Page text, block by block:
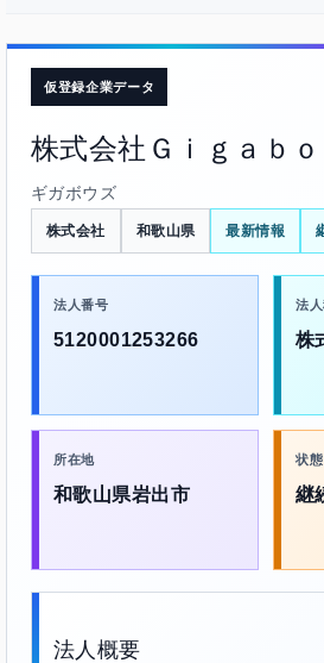
仮登録企業データ
株式会社Ｇｉｇａｂｏ
ギガボウズ
株式会社 和歌山県 最新情報
法人番号
5120001253266
法人
株
所在地
和歌山県岩出市
状態
継
法人概要